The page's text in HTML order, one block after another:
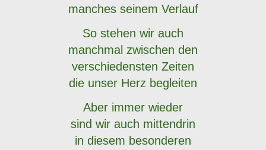
manches seinem Verlauf
So stehen wir auch
manchmal zwischen den
verschiedensten Zeiten
die unser Herz begleiten
Aber immer wieder
sind wir auch mittendrin
in diesem besonderen